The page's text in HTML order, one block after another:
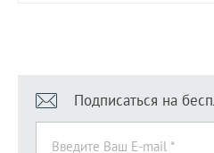
Подписаться на